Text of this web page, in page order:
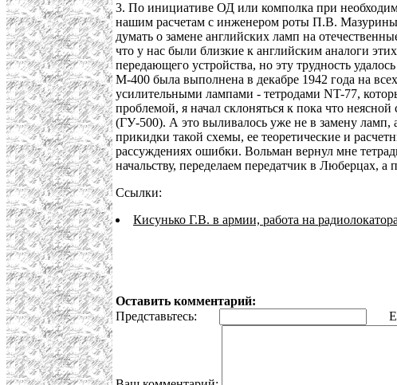
3. По инициативе ОД или комполка при
нашим расчетам с инженером роты П.В.
думать о замене английских ламп на
что у нас были близкие к английским аналоги
передающего устройства, но эту трудность
М-400 была выполнена в декабре 1942 года на
усилительными лампами - тетродами NT-77,
проблемой, я начал склоняться к пока что
(ГУ-500). А это выливалось уже не в замену ламп,
прикидки такой схемы, ее теоретические и
рассуждениях ошибки. Вольман вернул мне
начальству, переделаем передатчик в Люберцах,
Ссылки:
Кисунько Г.В. в армии, работа на
Оставить комментарий:
Представьтесь:
E-